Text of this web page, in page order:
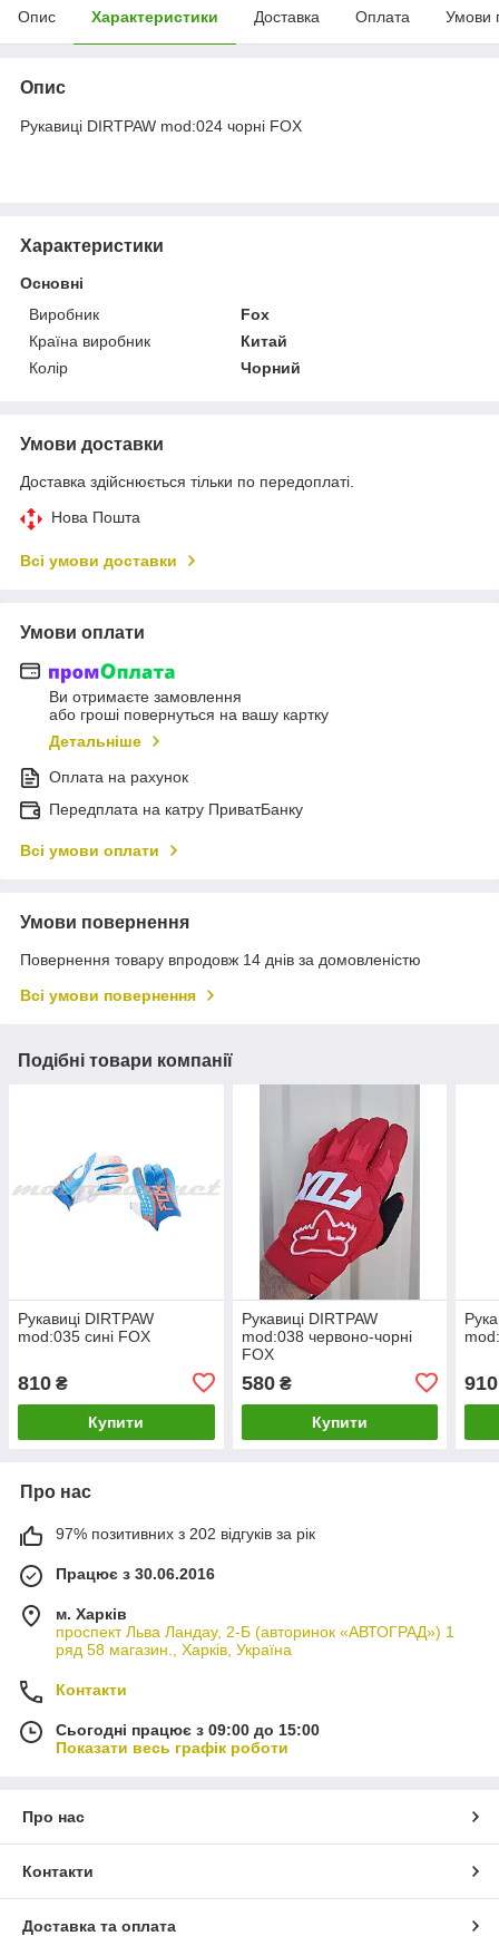
Опис Характеристики Доставка Оплата Умови
Опис
Рукавиці DIRTPAW mod:024 чорні FOX
Характеристики
Основні
Виробник
Fox
Країна виробник
Китай
Колір
Чорний
Умови доставки
Доставка здійснюється тільки по передоплаті.
Нова Пошта
Всі умови доставки
Умови оплати
Ви отримаєте замовлення
або гроші повернуться на вашу картку
Детальніше
Оплата на рахунок
Передплата на катру ПриватБанку
Всі умови оплати
Умови повернення
Повернення товару впродовж 14 днів за домовленістю
Всі умови повернення
Подібні товари компанії
Рукавиці DIRTPAW
mod:035 сині FOX
810 ₴
Купити
Рукавиці DIRTPAW
mod:038 червоно-чорні
FOX
580₴
Купити
910
Про нас
97% позитивних з 202 відгуків за рік
Працює з 30.06.2016
м. Харків
проспект Льва Ландау, 2-Б (авторинок «АВТОГРАД») 1
ряд 58 магазин., Харків, Україна
Контакти
Сьогодні працює з 09:00 до 15:00
Показати весь графік роботи
Про нас
Контакти
Доставка та оплата